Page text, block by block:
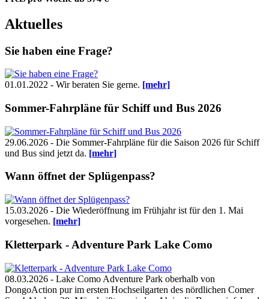
Aktuelles
Sie haben eine Frage?
01.01.2022 - Wir beraten Sie gerne. [mehr]
Sommer-Fahrpläne für Schiff und Bus 2026
29.06.2026 - Die Sommer-Fahrpläne für die Saison 2026 für Schiff
und Bus sind jetzt da. [mehr]
Wann öffnet der Splügenpass?
15.03.2026 - Die Wiederöffnung im Frühjahr ist für den 1. Mai
vorgesehen. [mehr]
Kletterpark - Adventure Park Lake Como
08.03.2026 - Lake Como Adventure Park oberhalb von
DongoAction pur im ersten Hochseilgarten des nördlichen Comer